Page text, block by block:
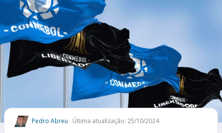
CONMEBOL LIBERTADORES
FUTEBOL NACIONAL
FUTEBOL INTERNACIONAL
COMO APOSTAR
MAIS ESPORTES
Pedro Abreu Última atualização: 25/10/2024